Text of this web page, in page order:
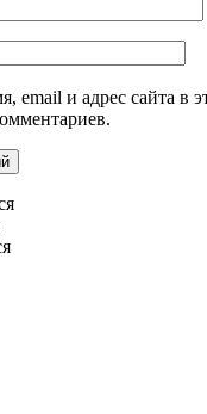
email и адрес сайта в